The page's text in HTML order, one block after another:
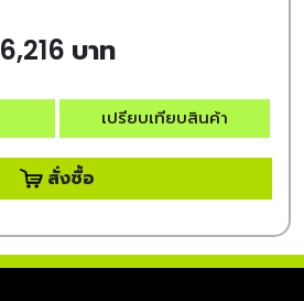
6,216 บาท
เปรียบเทียบสินค้า
สั่งซื้อ